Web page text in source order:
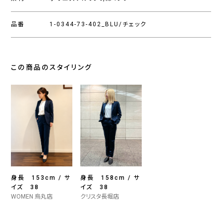
品番 1-0344-73-402_BLU/チェック
この商品のスタイリング
身長 153cm / サ
イズ 38
WOMEN 烏丸店
身長 158cm / サ
イズ 38
クリスタ長堀店